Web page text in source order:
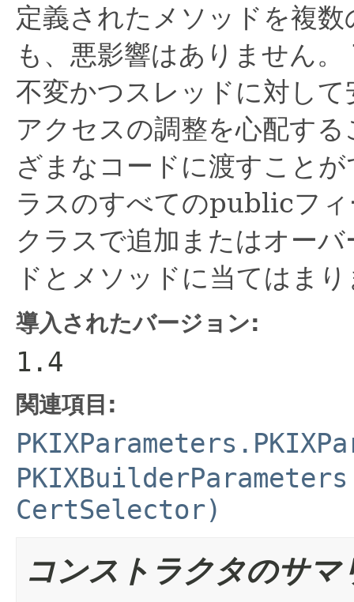
定義されたメソッドを複
も、悪影響はありません。
不変かつスレッドに対し
アクセスの調整を心配す
ざまなコードに渡すこと
ラスのすべてのpublicフ
クラスで追加またはオー
ドとメソッドに当てはま
導入されたバージョン:
1.4
関連項目:
CertSelector)
コンストラクタのサマ